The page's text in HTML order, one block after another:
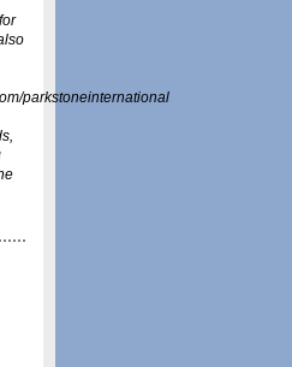
parkstoneinternational